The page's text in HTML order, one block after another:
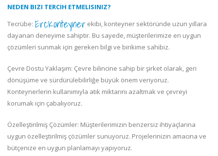
NEDEN BIZI TERCIH ETMELISINIZ?
Tecrübe: ErcKonteyner ekibi, konteyner sektöründe uzun yıllara
dayanan deneyime sahiptir. Bu sayede, müşterilerimize en uygun
çözümleri sunmak için gereken bilgi ve birikime sahibiz.
Çevre Dostu Yaklaşım: Çevre bilincine sahip bir şirket olarak, geri
dönüşüme ve sürdürülebilirliğe büyük önem veriyoruz.
Konteynerlerin kullanımıyla atık miktarını azaltmak ve çevreyi
korumak için çabalıyoruz.
Özelleştirilmiş Çözümler: Müşterilerimizin benzersiz ihtiyaçlarına
uygun özelleştirilmiş çözümler sunuyoruz. Projelerinizin amacına ve
bütçenize en uygun planlamayı yapıyoruz.